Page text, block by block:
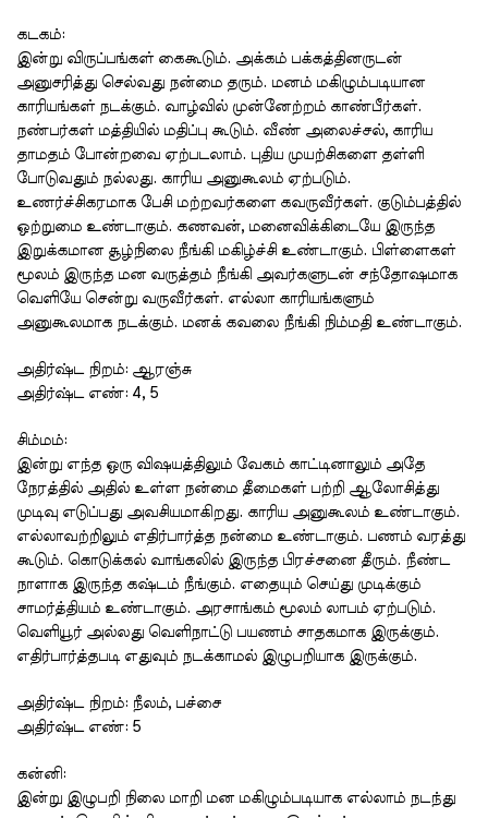
கடகம்:
இன்று விருப்பங்கள் கைகூடும். அக்கம் பக்கத்தினருடன்
அனுசரித்து செல்வது நன்மை தரும். மனம் மகிழும்படியான
காரியங்கள் நடக்கும். வாழ்வில் முன்னேற்றம் காண்பீர்கள்.
நண்பர்கள் மத்தியில் மதிப்பு கூடும். வீண் அலைச்சல், காரிய
தாமதம் போன்றவை ஏற்படலாம். புதிய முயற்சிகளை தள்ளி
போடுவதும் நல்லது. காரிய அனுகூலம் ஏற்படும்.
உணர்ச்சிகரமாக பேசி மற்றவர்களை கவருவீர்கள். குடும்பத்தில்
ஒற்றுமை உண்டாகும். கணவன், மனைவிக்கிடையே இருந்த
இறுக்கமான சூழ்நிலை நீங்கி மகிழ்ச்சி உண்டாகும். பிள்ளைகள்
மூலம் இருந்த மன வருத்தம் நீங்கி அவர்களுடன் சந்தோஷமாக
வெளியே சென்று வருவீர்கள். எல்லா காரியங்களும்
அனுகூலமாக நடக்கும். மனக் கவலை நீங்கி நிம்மதி உண்டாகும்.
அதிர்ஷ்ட நிறம்: ஆரஞ்சு
அதிர்ஷ்ட எண்: 4, 5
சிம்மம்:
இன்று எந்த ஒரு விஷயத்திலும் வேகம் காட்டினாலும் அதே
நேரத்தில் அதில் உள்ள நன்மை தீமைகள் பற்றி ஆலோசித்து
முடிவு எடுப்பது அவசியமாகிறது. காரிய அனுகூலம் உண்டாகும்.
எல்லாவற்றிலும் எதிர்பார்த்த நன்மை உண்டாகும். பணம் வரத்து
கூடும். கொடுக்கல் வாங்கலில் இருந்த பிரச்சனை தீரும். நீண்ட
நாளாக இருந்த கஷ்டம் நீங்கும். எதையும் செய்து முடிக்கும்
சாமர்த்தியம் உண்டாகும். அரசாங்கம் மூலம் லாபம் ஏற்படும்.
வெளியூர் அல்லது வெளிநாட்டு பயணம் சாதகமாக இருக்கும்.
எதிர்பார்த்தபடி எதுவும் நடக்காமல் இழுபறியாக இருக்கும்.
அதிர்ஷ்ட நிறம்: நீலம், பச்சை
அதிர்ஷ்ட எண்: 5
கன்னி :
இன்று இழுபறி நிலை மாறி மன மகிழும்படியாக எல்லாம் நடந்து